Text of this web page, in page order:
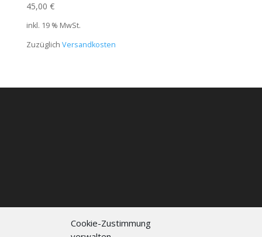
Cookie-Zustimmung
45,00 €
inkl. 19 % MwSt.
Zuzüglich Versandkosten